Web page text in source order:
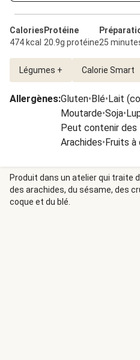
Calories
474 kcal
Protéine
20.9g protéine25
Légumes + Calorie Smart
Allergènes:Gluten•Blé•Lait
Moutarde•Soja•
Peut contenir
Arachides•Fruits à
Produit dans un atelier qui traite
des arachides, du sésame, des
coque et du blé.